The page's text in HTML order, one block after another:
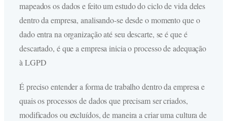
mapeados os dados e feito um estudo do ciclo de vida deles
dentro da empresa, analisando-se desde o momento que o
dado entra na organização até seu descarte, se é que é
descartado, é que a empresa inicia o processo de adequação
à LGPD
É preciso entender a forma de trabalho dentro da empresa e
quais os processos de dados que precisam ser criados,
modificados ou excluídos, de maneira a criar uma cultura de